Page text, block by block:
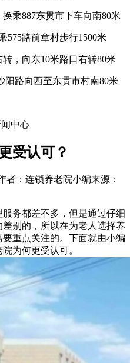
乘887东贯市下车向南80米
575路前章村步行1500米
，向东10米路口右转80米
阳路向西至东贯市村南80米
中心
受认可？
者：连锁养老院小编来源：
务都差不多，但是通过仔细
别的，所以在为老人选择养
重点关注的。下面就由小编
为何更受认可。